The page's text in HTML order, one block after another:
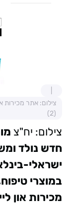
(2)
צילום: יח"צ
חדש נולד
במוצרי
מכירות און